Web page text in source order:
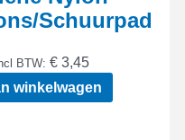
Schuurpad
BTW: € 3,45
winkelwagen